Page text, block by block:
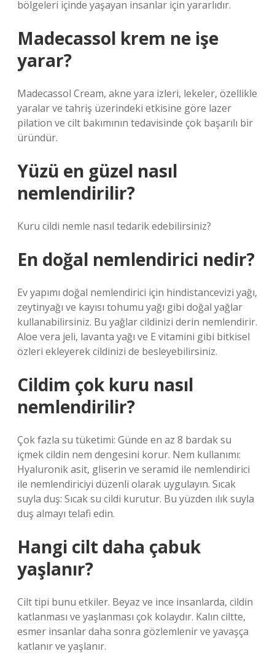
bölgeleri içinde yaşayan insanlar için yararlıdır.
Madecassol krem ne işe
yarar?
Madecassol Cream, akne yara izleri, lekeler, özellikle
yaralar ve tahriş üzerindeki etkisine göre lazer
pilation ve cilt bakımının tedavisinde çok başarılı bir
üründür.
Yüzü en güzel nasıl
nemlendirilir?
Kuru cildi nemle nasıl tedarik edebilirsiniz?
En doğal nemlendirici nedir?
Ev yapımı doğal nemlendirici için hindistancevizi yağı,
zeytinyağı ve kayısı tohumu yağı gibi doğal yağlar
kullanabilirsiniz. Bu yağlar cildinizi derin nemlendirir.
Aloe vera jeli, lavanta yağı ve E vitamini gibi bitkisel
özleri ekleyerek cildinizi de besleyebilirsiniz.
Cildim çok kuru nasıl
nemlendirilir?
Çok fazla su tüketimi: Günde en az 8 bardak su
içmek cildin nem dengesini korur. Nem kullanımı:
Hyaluronik asit, gliserin ve seramid ile nemlendirici
ile nemlendiriciyi düzenli olarak uygulayın. Sıcak
suyla duş: Sıcak su cildi kurutur. Bu yüzden ılık suyla
duş almayı telafi edin.
Hangi cilt daha çabuk
yaşlanır?
Cilt tipi bunu etkiler. Beyaz ve ince insanlarda, cildin
katlanması ve yaşlanması çok kolaydır. Kalın ciltte,
esmer insanlar daha sonra gözlemlenir ve yavaşça
katlanır ve yaşlanır.